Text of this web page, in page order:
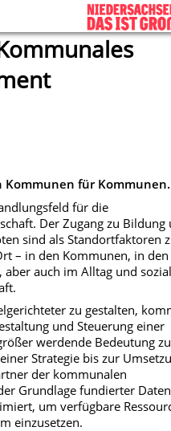
Kommunen für Kommunen.
für die
Der Zugang zu Bildung
sind als Standortfaktoren
– in den Kommunen, in den
auch im Alltag und
zu gestalten,
und Steuerung einer
werdende Bedeutung
Strategie bis zur
der kommunalen
Grundlage fundierter
um verfügbare
einzusetzen.